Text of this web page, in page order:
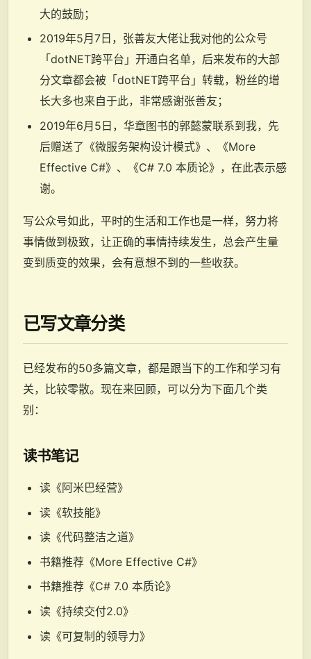
大的鼓励；
2019年5月7日，张善友大佬让我对他的公众号
「dotNET跨平台」开通白名单，后来发布的大部
分文章都会被「dotNET跨平台」转载，粉丝的增
长大多也来自于此，非常感谢张善友；
2019年6月5日，华章图书的郭懿蒙联系到我，先
后赠送了《微服务架构设计模式》、《More
Effective C#》、《C# 7.0 本质论》，在此表示感
谢。
写公众号如此，平时的生活和工作也是一样，努力将
事情做到极致，让正确的事情持续发生，总会产生量
变到质变的效果，会有意想不到的一些收获。
已写文章分类
已经发布的50多篇文章，都是跟当下的工作和学习有
关，比较零散。现在来回顾，可以分为下面几个类
别：
读书笔记
读《阿米巴经营》
读《软技能》
读《代码整洁之道》
书籍推荐《More Effective C#》
书籍推荐《C# 7.0 本质论》
读《持续交付2.0》
读《可复制的领导力》